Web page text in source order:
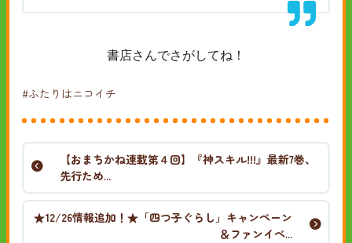
書店さんでさがしてね！
#ふたりはニコイチ
【おまちかね連載第４回】『神スキル!!!』最新7巻、
先行ため...
★12/26情報追加！★「四つ子ぐらし」キャンペーン
＆ファンイベ...